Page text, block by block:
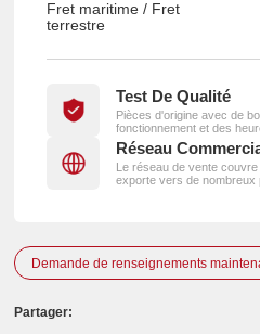
Fret maritime / Fret
terrestre
Test De Qualité
Pièces d'origine avec de
fonctionnement et des
Réseau
Le réseau de vente
exporte vers de nombreux
Demande de renseignements
Partager: